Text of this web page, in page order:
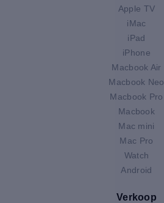
Apple TV
iMac
iPad
iPhone
Macbook Air
Macbook Neo
Macbook Pro
Macbook
Mac mini
Mac Pro
Watch
Android
Verkoop